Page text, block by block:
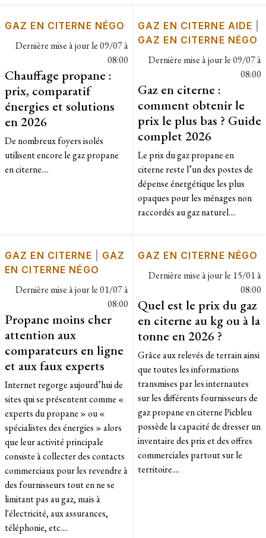
GAZ EN CITERNE NÉGO
Dernière mise à jour le09/07 à
08:00
Chauffage propane :
prix, comparatif
énergies et solutions
en 2026
De nombreux foyers isolés
utilisent encore le gaz propane
en citerne....
GAZ EN CITERNE AIDE
GAZ EN CITERNE NÉGO
Dernière mise à jour le09/07 à
08:00
Gaz en citerne :
comment obtenir le
prix le plus bas ? Guide
complet 2026
Le prix du gaz propane en
citerne reste l’un des postes de
dépense énergétique les plus
opaques pour les ménages non
raccordés au gaz naturel....
GAZ EN CITERNE
GAZ
EN CITERNE NÉGO
Dernière mise à jour le01/07 à
08:00
Propane moins cher
attention aux
comparateurs en ligne
et aux faux experts
Internet regorge aujourd’hui de
sites qui se présentent comme «
experts du propane » ou «
spécialistes des énergies » alors
que leur activité principale
consiste à collecter des contacts
commerciaux pour les revendre à
des fournisseurs tout en ne se
limitant pas au gaz, mais à
l'électricité, aux assurances,
téléphonie, etc....
GAZ EN CITERNE NÉGO
Dernière mise à jour le 15/01 à
08:00
Quel est le prix du gaz
en citerne au kg ou à la
tonne en 2026 ?
Grâce aux relevés de terrain ainsi
que toutes les informations
transmises par les internautes
sur les différents fournisseurs de
gaz propane en citerne Picbleu
possède la capacité de dresser un
inventaire des prix et des offres
commerciales partout sur le
territoire....